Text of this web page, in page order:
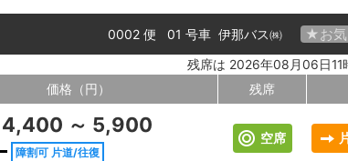
★お気
0002 便 01 号車 伊那バス㈱
残席は 2026年08月06日11
価格（円） 残席
4,400 ～ 5,900
障割可 片道/往復
空席